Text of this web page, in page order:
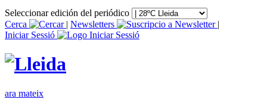
Seleccionar edición del periódico
Cerca
| Newsletters
|
Iniciar Sessió
ara mateix